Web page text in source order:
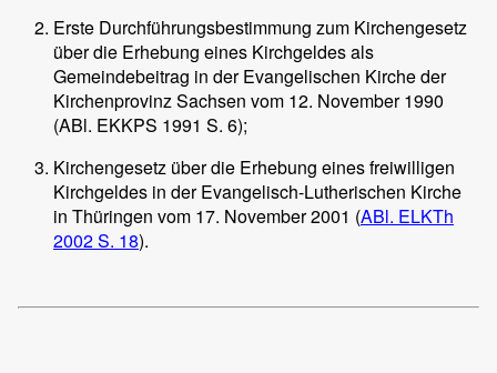
Erste Durchführungsbestimmung zum Kirchengesetz
über die Erhebung eines Kirchgeldes als
Gemeindebeitrag in der Evangelischen Kirche der
Kirchenprovinz Sachsen vom 12. November 1990
(ABl. EKKPS 1991 S. 6);
Kirchengesetz über die Erhebung eines freiwilligen
Kirchgeldes in der Evangelisch-Lutherischen Kirche
in Thüringen vom 17. November 2001 (ABl. ELKTh
2002 S. 18).